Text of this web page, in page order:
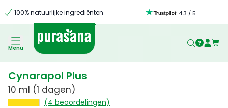
100% natuurlijke ingrediënten : 4.3 /5
Menu
Cynarapol Plus
10 ml (1 dagen)
(4 beoordelingen)